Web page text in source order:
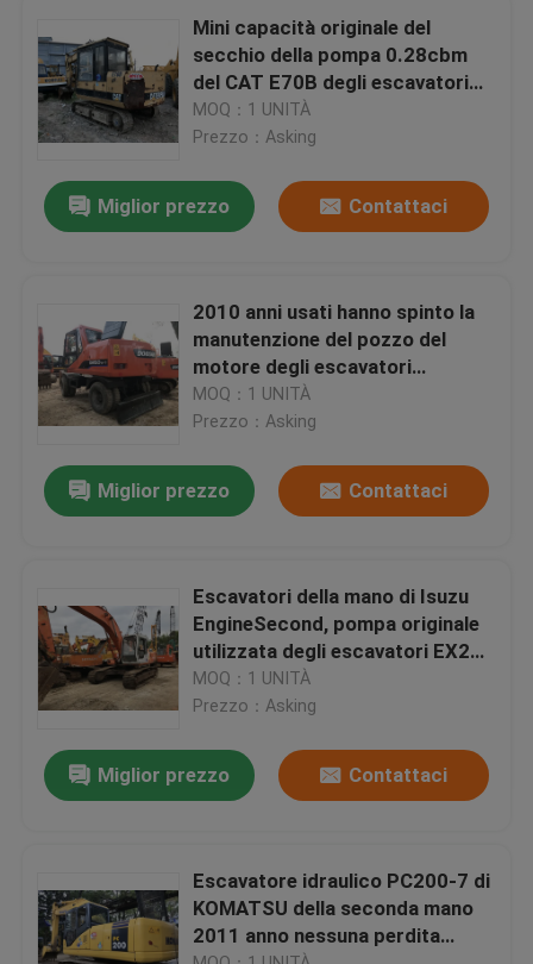
Prodotti
Circa noi
Giro della fabbrica
Contattici
Company News
bulldozer utilizzato del cingolo
Bulldozer utilizzato del CAT
Mini capacità originale del
secchio della pompa 0.28cbm
del CAT E70B degli escavatori
della seconda mano
MOQ：1 UNITÀ
Prezzo：Asking
Miglior prezzo Contattaci
2010 anni usati hanno spinto la
manutenzione del pozzo del
motore degli escavatori
DOOSAN DH150W-7 96KW
MOQ：1 UNITÀ
Prezzo：Asking
Miglior prezzo Contattaci
Escavatori della mano di Isuzu
EngineSecond, pompa originale
utilizzata degli escavatori EX200
1 di Hitachi
MOQ：1 UNITÀ
Prezzo：Asking
Miglior prezzo Contattaci
Escavatore idraulico PC200-7 di
KOMATSU della seconda mano
2011 anno nessuna perdita